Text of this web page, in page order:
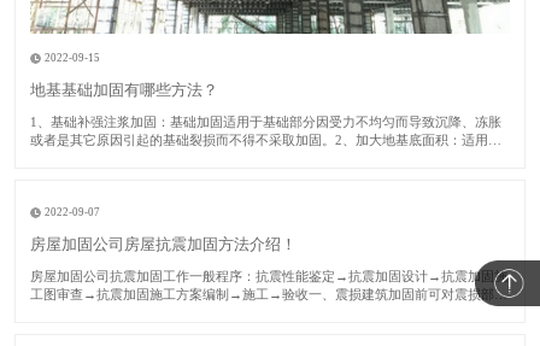
2022-09-15
地基基础加固有哪些方法？
1​、基础补强注浆加固：基础加固适用于基础部分因受力不均匀而导致沉降、冻胀
或者是其它原因引起的基础裂损而不得不采取加固。2、加大地基底面积：适用于
2022-09-07
房屋加固公司房屋抗震加固方法介绍！
​房屋加固公司抗震加固工作一般程序：抗震性能鉴定→抗震加固设计→抗震加固施
工图审查→抗震加固施工方案编制→施工→验收一、震损建筑加固前可对震损部